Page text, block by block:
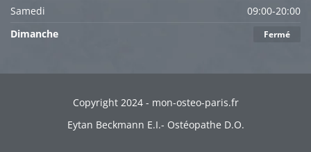
Samedi
09:00-20:00
Dimanche
Fermé
Copyright 2024 - mon-osteo-paris.fr
Eytan Beckmann E.I.- Ostéopathe D.O.